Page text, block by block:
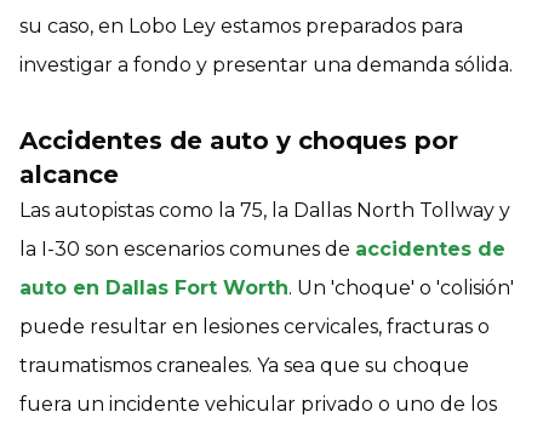
su caso, en Lobo Ley estamos preparados para
investigar a fondo y presentar una demanda sólida.
Accidentes de auto y choques por
alcance
Las autopistas como la 75, la Dallas North Tollway y
la I-30 son escenarios comunes de accidentes de
auto en Dallas Fort Worth. Un 'choque' o 'colisión'
puede resultar en lesiones cervicales, fracturas o
traumatismos craneales. Ya sea que su choque
fuera un incidente vehicular privado o uno de los